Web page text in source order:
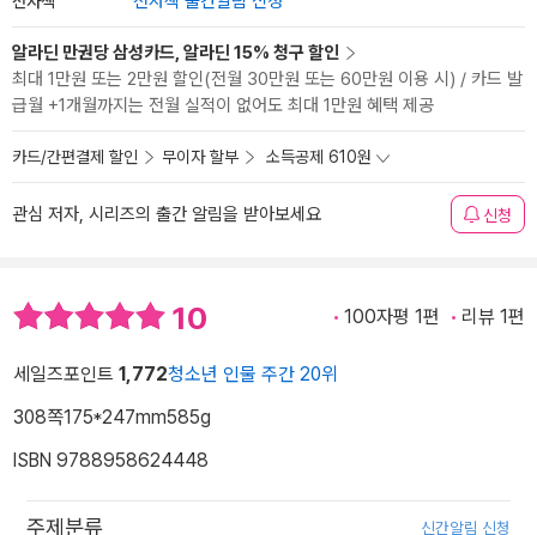
알라딘 만권당 삼성카드, 알라딘 15% 청구 할인
최대 1만원 또는 2만원 할인(전월 30만원 또는 60만원 이용 시) / 카드 발
급월 +1개월까지는 전월 실적이 없어도 최대 1만원 혜택 제공
카드/간편결제 할인 무이자 할부 소득공제 610원
관심 저자, 시리즈의 출간 알림을 받아보세요 신청
10 100자평 1편 리뷰 1편
세일즈포인트 1,772청소년 인물 주간 20위
308쪽175*247mm585g
ISBN 9788958624448
주제분류 신간알림 신청